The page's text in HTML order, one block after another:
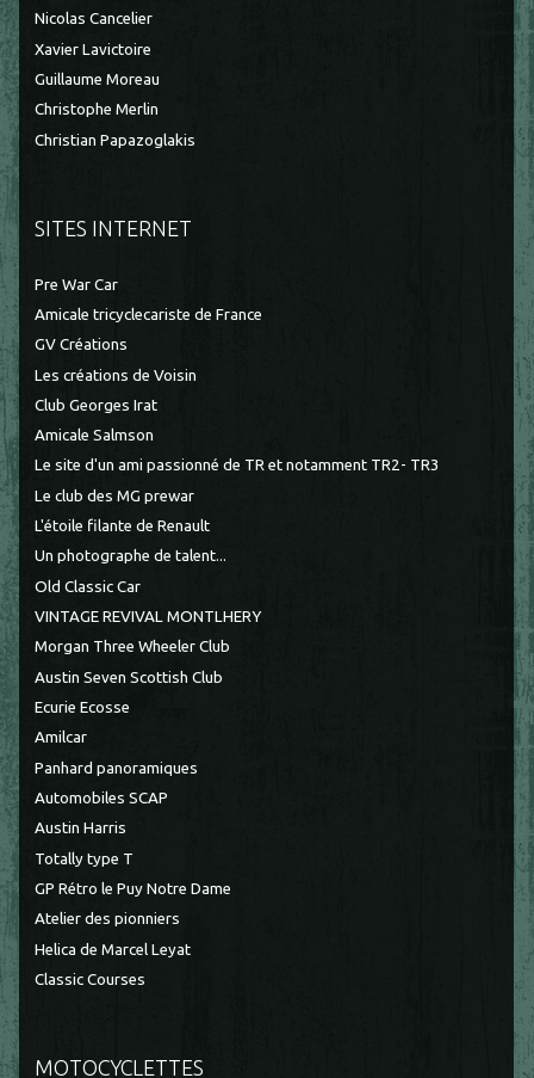
Nicolas Cancelier
Xavier Lavictoire
Guillaume Moreau
Christophe Merlin
Christian Papazoglakis
SITES INTERNET
Pre War Car
Amicale tricyclecariste de France
GV Créations
Les créations de Voisin
Club Georges Irat
Amicale Salmson
Le site d'un ami passionné de TR et notamment TR2- TR3
Le club des MG prewar
L'étoile filante de Renault
Un photographe de talent...
Old Classic Car
VINTAGE REVIVAL MONTLHERY
Morgan Three Wheeler Club
Austin Seven Scottish Club
Ecurie Ecosse
Amilcar
Panhard panoramiques
Automobiles SCAP
Austin Harris
Totally type T
GP Rétro le Puy Notre Dame
Atelier des pionniers
Helica de Marcel Leyat
Classic Courses
MOTOCYCLETTES